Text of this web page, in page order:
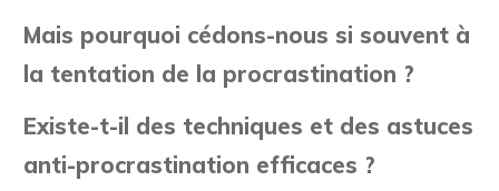
Mais pourquoi cédons-nous si souvent à
la tentation de la procrastination ?
Existe-t-il des techniques et des astuces
anti-procrastination efficaces ?